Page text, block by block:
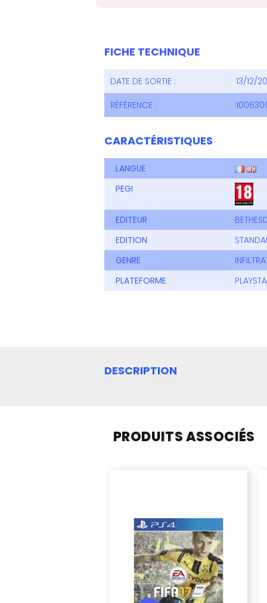
FICHE TECHNIQUE
DATE DE SORTIE :
13/12/
RÉFÉRENCE :
CARACTÉRISTIQUES
LANGUE
PEGI
EDITEUR
EDITION
GENRE
PLATEFORME
DESCRIPTION
PRODUITS ASSOCIÉS